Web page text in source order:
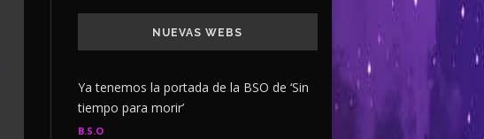
NUEVAS WEBS
Ya tenemos la portada de la BSO de ‘Sin
tiempo para morir’
B.S.O